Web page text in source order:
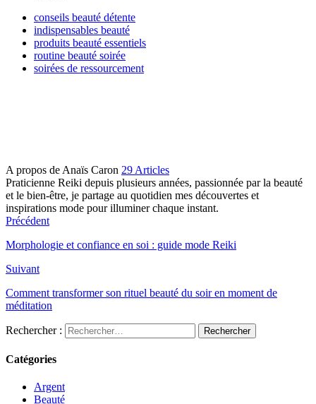
conseils beauté détente
indispensables beauté
produits beauté essentiels
routine beauté soirée
soirées de ressourcement
A propos de Anaïs Caron 29 Articles
Praticienne Reiki depuis plusieurs années, passionnée par la beauté
et le bien-être, je partage au quotidien mes découvertes et
inspirations mode pour illuminer chaque instant.
Précédent
Morphologie et confiance en soi : guide mode Reiki
Suivant
Comment transformer son rituel beauté du soir en moment de
méditation
Rechercher :
Catégories
Argent
Beauté